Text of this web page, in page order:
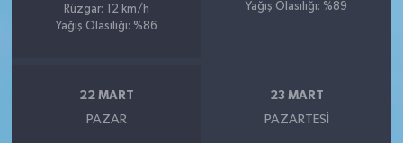
Rüzgar: 12 km/h
Yağış Olasılığı: %86
Yağış Olasılığı: %89
22 MART
PAZAR
23 MART
PAZARTESI